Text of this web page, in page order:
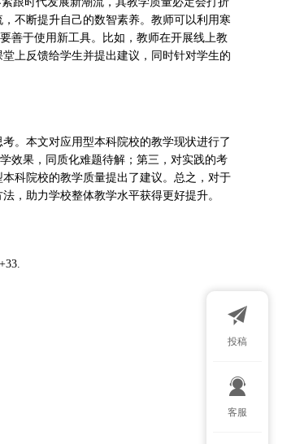
不断提升自己的数智素养。教师可以利用寒
善于使用新工具。比如，教师在开展线上教
上反馈给学生并提出建议，同时针对学生的
。本文对应用型本科院校的教学现状进行了
效果，同质化难题待解；第三，对实践的考
科院校的教学质量提出了建议。总之，对于
，助力学校整体教学水平获得更好提升。
投稿
客服